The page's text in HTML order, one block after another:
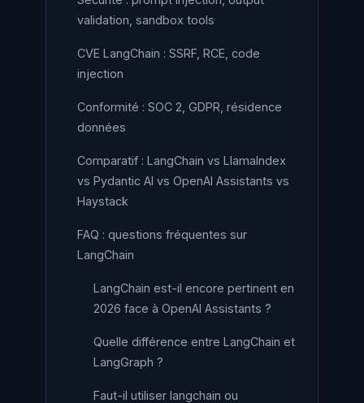
validation, sandbox tools
CVE LangChain : SSRF, RCE, code
injection
Conformité : SOC 2, GDPR, résidence
données
Comparatif : LangChain vs LlamaIndex
vs Pydantic AI vs OpenAI Assistants vs
Haystack
FAQ : questions fréquentes sur
LangChain
LangChain est-il encore pertinent en
2026 face à OpenAI Assistants ?
Quelle différence entre LangChain et
LangGraph ?
Faut-il utiliser langchain ou